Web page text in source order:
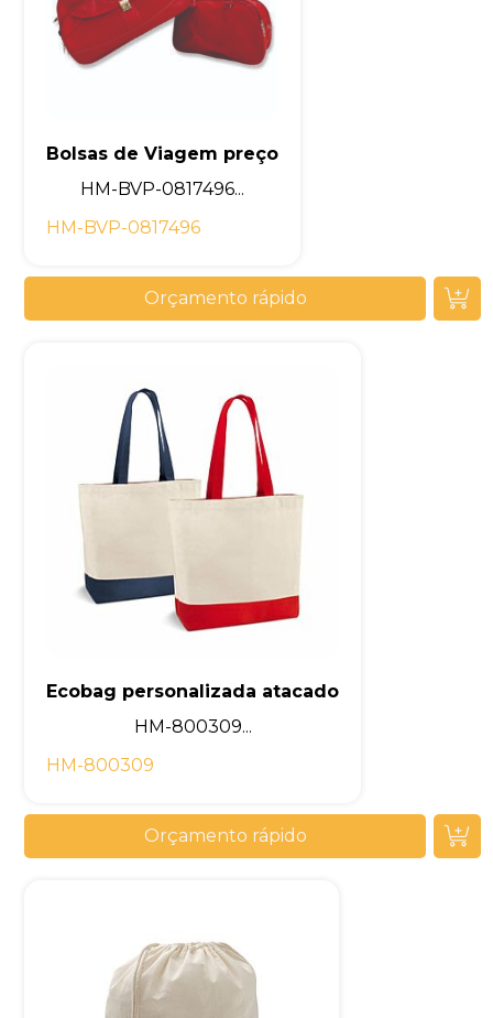
Bolsas de Viagem preço
HM-BVP-0817496...
HM-BVP-0817496
Orçamento rápido
Ecobag personalizada atacado
HM-800309...
HM-800309
Orçamento rápido